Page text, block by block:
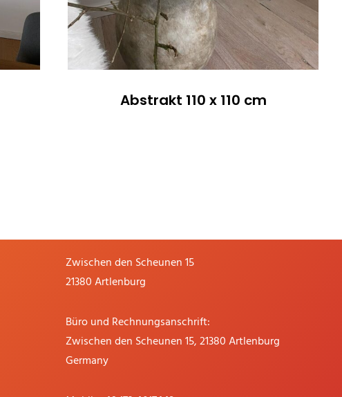
Abstrakt 110 x 110 cm
Zwischen den Scheunen 15
21380 Artlenburg
Büro und Rechnungsanschrift:
Zwischen den Scheunen 15, 21380 Artlenburg
Germany